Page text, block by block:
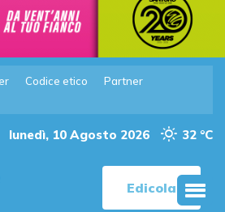
Codice etico
Partner
lunedì, 10 Agosto 2026 32 °C
Edicola